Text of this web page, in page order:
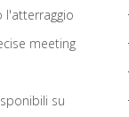
meeting
su